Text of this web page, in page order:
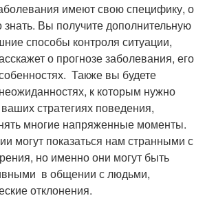
имеют свою специфику, о
Вы получите дополнительную
способы контроля ситуации,
о прогнозе заболевания, его
Также вы будете
к которым нужно
стратегиях поведения,
многие напряженные моменты.
могут показаться нам странными с
но именно они могут быть
в общении с людьми,
отклонения.